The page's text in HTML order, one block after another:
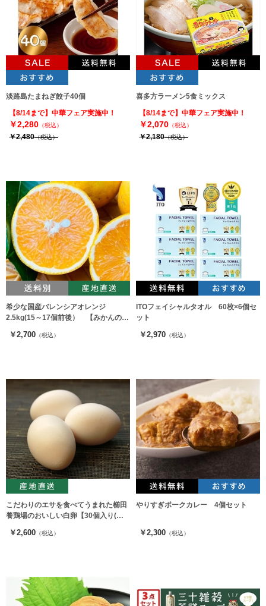
淡路島たまねぎ餃子40個
【8/14まで】中華フェア実施中！
￥2,280 （税込）
￥2,480（税込）
喜多方ラーメン5食ミックス
【8/14まで】中華フェア実施中！
￥2,070 （税込）
￥2,180（税込）
希少な国産バレンシアオレンジ
2.5kg(15～17個前後） 【みかんのみ
￥2,700 （税込）
ITOフェイシャルタオル 60枚×6個セ
ット
￥2,970 （税込）
こだわりのエサを食べてうまれた櫛田
養鶏場のおいしい白卵【30個入り(破
￥2,600 （税込）
やりすぎポークカレー 4個セット
￥2,300 （税込）